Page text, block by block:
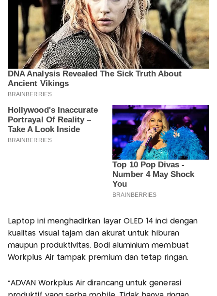
Laptop ini menghadirkan layar OLED 14 inci dengan
kualitas visual tajam dan akurat untuk hiburan
maupun produktivitas. Bodi aluminium membuat
Workplus Air tampak premium dan tetap ringan.
“ADVAN Workplus Air dirancang untuk generasi